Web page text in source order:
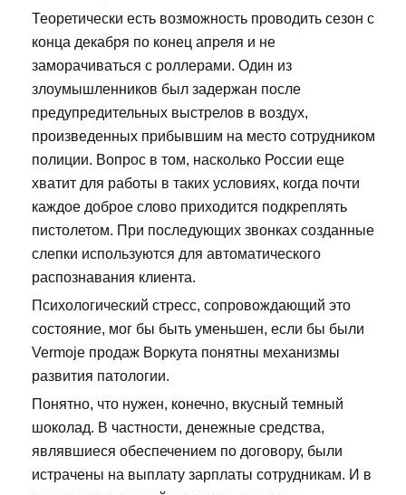
Теоретически есть возможность проводить сезон с
конца декабря по конец апреля и не
заморачиваться с роллерами. Один из
злоумышленников был задержан после
предупредительных выстрелов в воздух,
произведенных прибывшим на место сотрудником
полиции. Вопрос в том, насколько России еще
хватит для работы в таких условиях, когда почти
каждое доброе слово приходится подкреплять
пистолетом. При последующих звонках созданные
слепки используются для автоматического
распознавания клиента.
Психологический стресс, сопровождающий это
состояние, мог бы быть уменьшен, если бы были
Vermoje продаж Воркута понятны механизмы
развития патологии.
Понятно, что нужен, конечно, вкусный темный
шоколад. В частности, денежные средства,
являвшиеся обеспечением по договору, были
истрачены на выплату зарплаты сотрудникам. И в